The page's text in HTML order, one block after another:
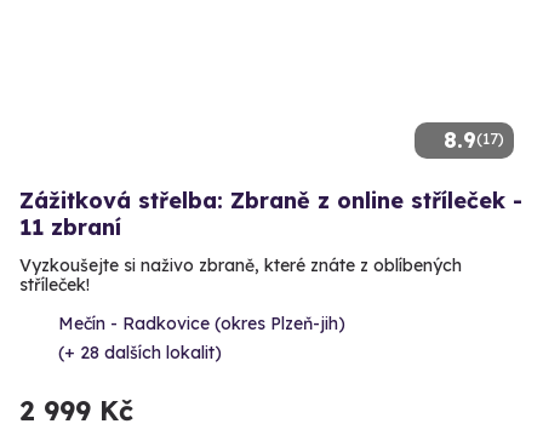
8.9(17)
Zážitková střelba: Zbraně z online stříleček -
11 zbraní
Vyzkoušejte si naživo zbraně, které znáte z oblíbených
stříleček!
Mečín - Radkovice (okres Plzeň-jih)
(+ 28 dalších lokalit)
2 999 Kč